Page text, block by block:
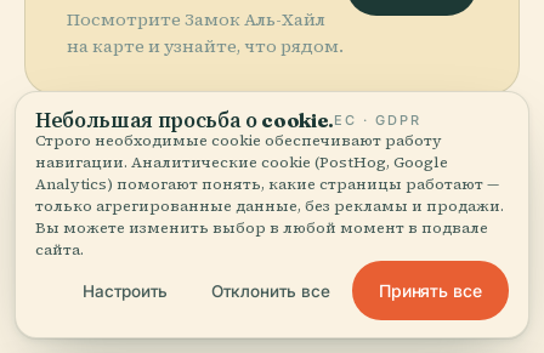
Посмотрите Замок Аль-Хайл
на карте и узнайте, что рядом.
More inЭль-Фуджайра.
3 мест, чтобы открыть — некоторые стоит
соединить вместе.
Мечеть Аль-
PLACE
Форт Фуджейра
Небольшая просьба о cookie.ЕС · GDPR
Строго необходимые cookie обеспечивают работу
навигации. Аналитические cookie (PostHog, Google
Analytics) помогают понять, какие страницы работают —
только агрегированные данные, без рекламы и продажи.
Вы можете изменить выбор в любой момент в подвале
сайта.
Настроить Отклонить все Принять все